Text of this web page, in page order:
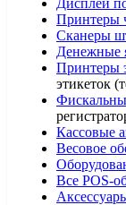
Принтеры
Сканеры
Денежные
Принтеры
этикеток
Кассовые
Весовое
Все POS-